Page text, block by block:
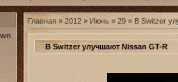
Главная » 2012 » Июнь » 29 » В Switzer
В Switzer улучшают Nissan GT-R